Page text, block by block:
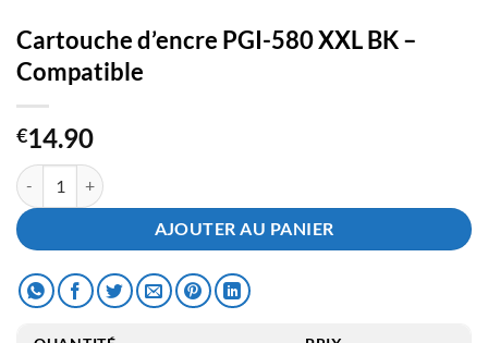
Cartouche d’encre PGI-580 XXL BK –
Compatible
€14.90
quantité de Cartouche d'encre PGI-580 XXL BK - Compatible
AJOUTER AU PANIER